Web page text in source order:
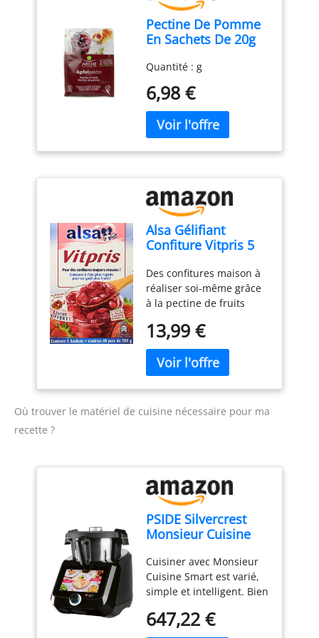
567g (poids net égoutté
255g). Un fruit idéal pour
parfaire vos desserts
(liquide) est également
succulent et sera votre
allié pour une salade de
fruits asiatique réussie.
Pectine De Pomme
En Sachets De 20g
Quantité : g
6,98 €
Alsa Gélifiant
Confiture Vitpris 5
Des confitures maison à
réaliser soi-même grâce
à la pectine de fruits
d'origine naturelle Pour 7
à 10 pots de confiture
13,99 €
Où trouver le matériel de cuisine nécessaire pour ma
recette ?
PSIDE Silvercrest
Monsieur Cuisine
SKMS 1200 B1 1200
W Noir
Cuisiner avec Monsieur
Cuisine Smart est varié,
simple et intelligent. Bien
trop court. Grâce à sa
647,22 €